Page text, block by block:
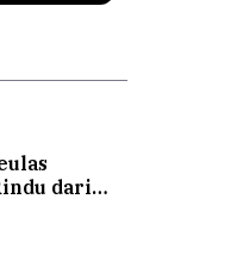
dari